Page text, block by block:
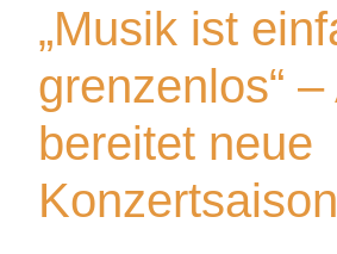
„Musik ist
grenzenlos“
bereitet neue